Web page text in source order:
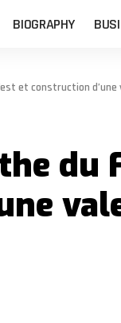
BIOGRAPHY
et construction d’une
du